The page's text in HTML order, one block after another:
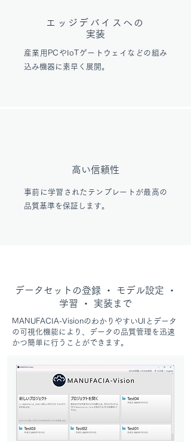
エッジデバイスへの
実装
産業用PCやIoTゲートウェイなどの組み
込み機器に素早く展開。
高い信頼性
事前に学習されたテンプレートが最高の
品質基準を保証します。
データセットの登録 ・ モデル設定 ・
学習 ・ 実装まで
MANUFACIA-VisionのわかりやすいUIとデータ
の可視化機能により、データの品質管理を迅速
かつ簡単に行うことができます。